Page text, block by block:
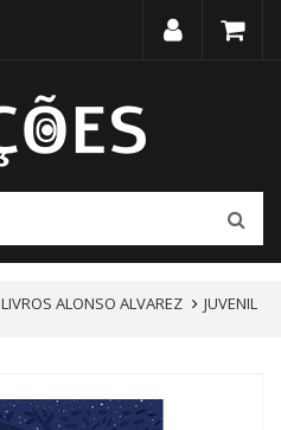
LIVROS ALONSO ALVAREZ JUVENIL